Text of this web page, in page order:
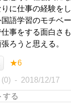
りに仕事の経験を
語学習のモチベ
事をする面白さ
ろうと思える。
★6
2018/12/17